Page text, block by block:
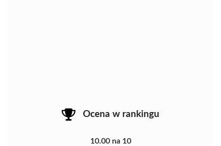
Ocena w rankingu
10.00 na 10